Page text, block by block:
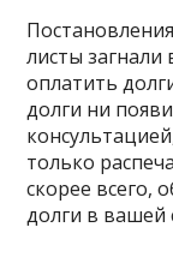
листы загнали
оплатить
долги ни
только
скорее всего,
долги в вашей